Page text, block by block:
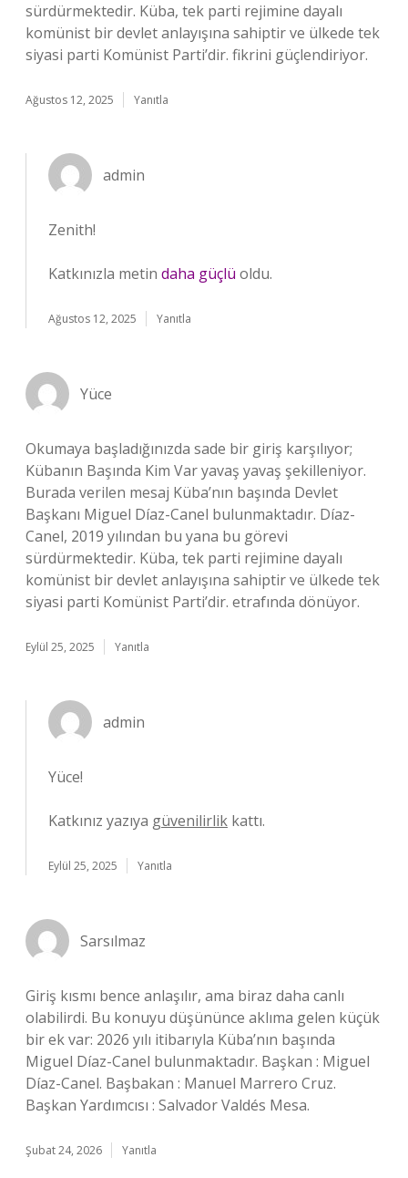
sürdürmektedir. Küba, tek parti rejimine dayalı
komünist bir devlet anlayışına sahiptir ve ülkede tek
siyasi parti Komünist Parti’dir. fikrini güçlendiriyor.
Ağustos 12, 2025 Yanıtla
admin
Zenith!
Katkınızla metin daha güçlü oldu.
Ağustos 12, 2025 Yanıtla
Yüce
Okumaya başladığınızda sade bir giriş karşılıyor;
Kübanın Başında Kim Var yavaş yavaş şekilleniyor.
Burada verilen mesaj Küba’nın başında Devlet
Başkanı Miguel Díaz-Canel bulunmaktadır. Díaz-
Canel, 2019 yılından bu yana bu görevi
sürdürmektedir. Küba, tek parti rejimine dayalı
komünist bir devlet anlayışına sahiptir ve ülkede tek
siyasi parti Komünist Parti’dir. etrafında dönüyor.
Eylül 25, 2025 Yanıtla
admin
Yüce!
Katkınız yazıya güvenilirlik kattı.
Eylül 25, 2025 Yanıtla
Sarsılmaz
Giriş kısmı bence anlaşılır, ama biraz daha canlı
olabilirdi. Bu konuyu düşününce aklıma gelen küçük
bir ek var: 2026 yılı itibarıyla Küba’nın başında
Miguel Díaz-Canel bulunmaktadır. Başkan : Miguel
Díaz-Canel. Başbakan : Manuel Marrero Cruz.
Başkan Yardımcısı : Salvador Valdés Mesa.
Şubat 24, 2026 Yanıtla